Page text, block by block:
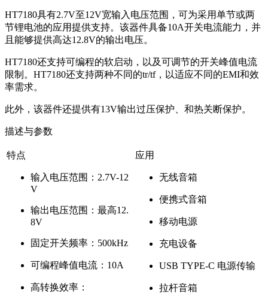
HT7180具有2.7V至12V宽输入电压范围，可为采用单节或两
节锂电池的应用提供支持。该器件具备10A开关电流能力，并
且能够提供高达12.8V的输出电压。
HT7180还支持可编程的软启动，以及可调节的开关峰值电流
限制。HT7180还支持两种不同的tr/tf，以适应不同的EMI和效
率需求。
此外，该器件还提供有13V输出过压保护、和热关断保护。
描述与参数
特点
输入电压范围：2.7V-12
V
输出电压范围：最高12.
8V
固定开关频率：500kHz
可编程峰值电流：10A
高转换效率：
应用
无线音箱
便携式音箱
移动电源
充电设备
USB TYPE-C 电源传输
拉杆音箱